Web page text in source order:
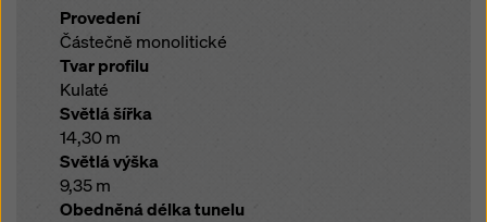
Provedení
Částečně monolitické
Tvar profilu
Kulaté
Světlá šířka
14,30 m
Světlá výška
9,35 m
Obedněná délka tunelu